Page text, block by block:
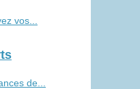
vos...
de...